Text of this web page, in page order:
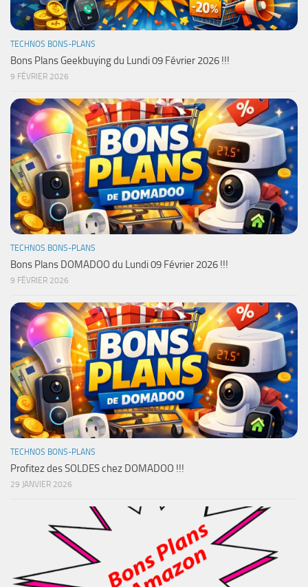
TECHNOS BONS-PLANS
Bons Plans Geekbuying du Lundi 09 Février 2026 !!!
9 FÉVRIER 2026
TECHNOS BONS-PLANS
Bons Plans DOMADOO du Lundi 09 Février 2026 !!!
9 FÉVRIER 2026
TECHNOS BONS-PLANS
Profitez des SOLDES chez DOMADOO !!!
29 JANVIER 2026